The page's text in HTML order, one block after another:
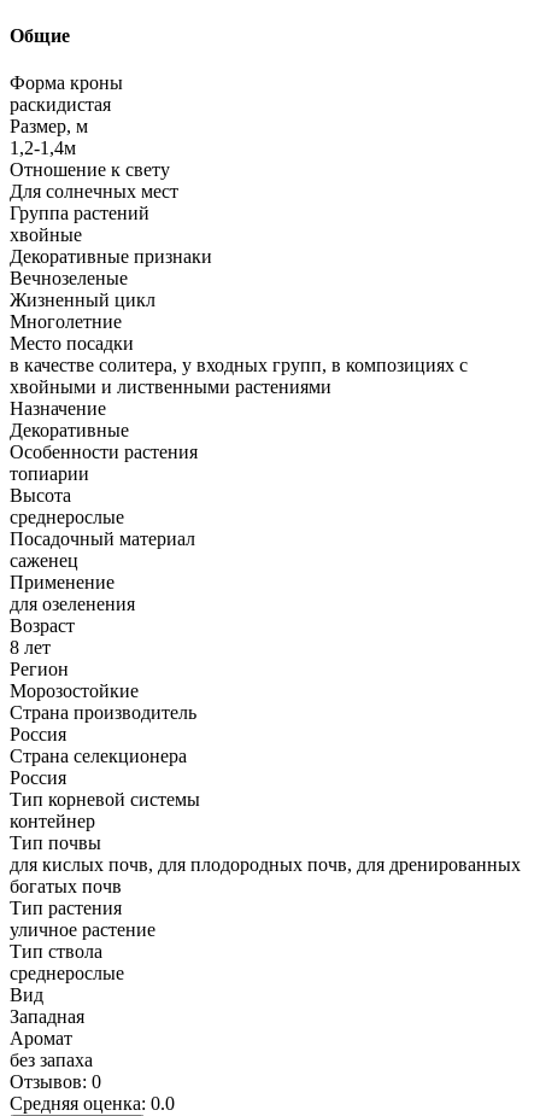
Общие
Форма кроны
раскидистая
Размер, м
1,2-1,4м
Отношение к свету
Для солнечных мест
Группа растений
хвойные
Декоративные признаки
Вечнозеленые
Жизненный цикл
Многолетние
Место посадки
в качестве солитера, у входных групп, в композициях с
хвойными и лиственными растениями
Назначение
Декоративные
Особенности растения
топиарии
Высота
среднерослые
Посадочный материал
саженец
Применение
для озеленения
Возраст
8 лет
Регион
Морозостойкие
Страна производитель
Россия
Страна селекционера
Россия
Тип корневой системы
контейнер
Тип почвы
для кислых почв, для плодородных почв, для дренированных
богатых почв
Тип растения
уличное растение
Тип ствола
среднерослые
Вид
Западная
Аромат
без запаха
Отзывов: 0
Средняя оценка: 0.0